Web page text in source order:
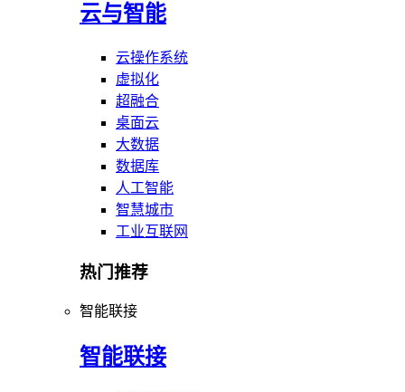
云与智能
云操作系统
虚拟化
超融合
桌面云
大数据
数据库
人工智能
智慧城市
工业互联网
热门推荐
智能联接
智能联接